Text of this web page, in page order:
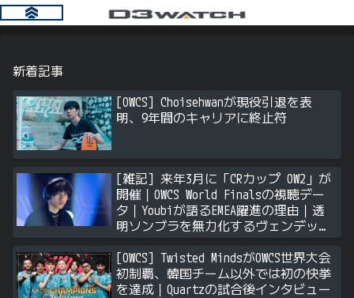
新着記事
[OWCS] Choisehwanが現役引退を表
明、9年間のキャリアに終止符
[雑記] 来年3月に「CRカップ OW2」が
開催｜OWCS World Finalsの視聴デー
タ｜Youbiが語るEMEA躍進の理由｜透
明ソンブラを無力化するヴェンデッタ
｜Stalk3rが久々のツィート ほか
[OWCS] Twisted MindsがOWCS世界大会
初制覇、韓国チーム以外では初の快挙
を達成｜Quartzの試合後インタビュー